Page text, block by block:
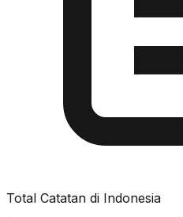
Total Catatan di Indonesia